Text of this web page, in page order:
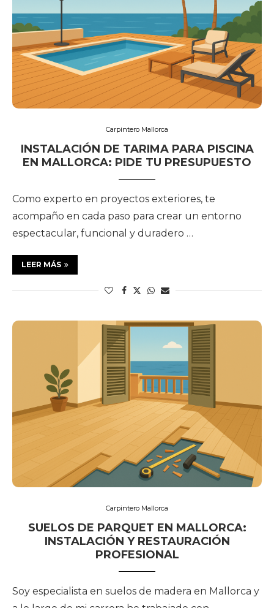
Carpintero Mallorca
INSTALACIÓN DE TARIMA PARA PISCINA
EN MALLORCA: PIDE TU PRESUPUESTO
Como experto en proyectos exteriores, te
acompaño en cada paso para crear un entorno
espectacular, funcional y duradero …
LEER MÁS
Carpintero Mallorca
SUELOS DE PARQUET EN MALLORCA:
INSTALACIÓN Y RESTAURACIÓN
PROFESIONAL
Soy especialista en suelos de madera en Mallorca y